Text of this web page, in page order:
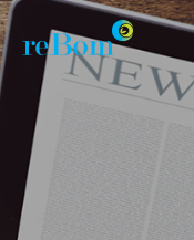
뉴스룸
8
페이지